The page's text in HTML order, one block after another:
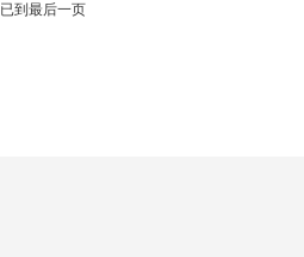
已到最后一页